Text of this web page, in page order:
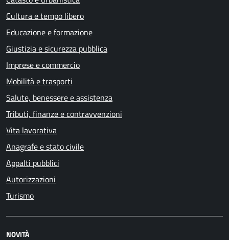
Cultura e tempo libero
Educazione e formazione
Giustizia e sicurezza pubblica
Imprese e commercio
Mobilità e trasporti
Salute, benessere e assistenza
Tributi, finanze e contravvenzioni
Vita lavorativa
Anagrafe e stato civile
Appalti pubblici
Autorizzazioni
Turismo
NOVITÀ